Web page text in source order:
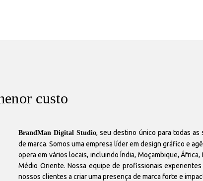
custo
BrandMan Digital Studio, seu destino único para todas as
de marca. Somos uma empresa líder em design gráfico e
opera em vários locais, incluindo Índia, Moçambique, África,
Médio Oriente. Nossa equipe de profissionais
nossos clientes a criar uma presença de marca forte e